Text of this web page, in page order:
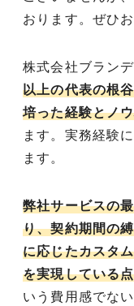
おります。ぜひ
株式会社ブラン
以上の代表の根
培った経験とノ
ます。実務経験
ます。
弊社サービスの
り、契約期間の
に応じたカスタ
を実現している点
いう費用感でな